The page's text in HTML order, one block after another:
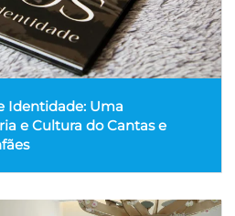
Identidade: Uma
e Cultura do Cantas e